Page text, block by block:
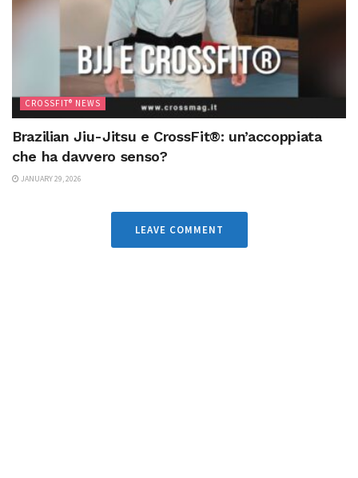
CROSSFIT® NEWS
Brazilian Jiu-Jitsu e CrossFit®: un’accoppiata
che ha davvero senso?
JANUARY 29, 2026
LEAVE COMMENT